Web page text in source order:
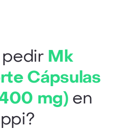
Mk
Cápsulas
mg) en